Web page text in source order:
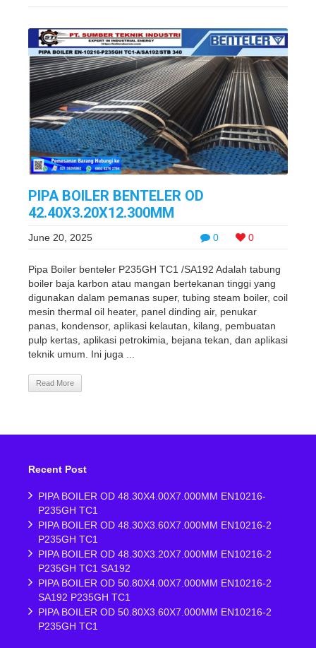
PIPA BOILER BENTELER OD
42.40X3.20X12.300MM
0 0
June 20, 2025
Pipa Boiler benteler P235GH TC1 /SA192 Adalah tabung
boiler baja karbon atau mangan bertekanan tinggi yang
digunakan dalam pemanas super, tubing steam boiler, coil
mesin thermal oil heater, panel dinding air, penukar
panas, kondensor, aplikasi kelautan, kilang, pembuatan
pulp kertas, aplikasi petrokimia, bejana tekan, dan aplikasi
teknik umum. Ini juga ...
Read More
Recent Post
PIPA BOILER OD 48.30X4.00X7.000MM EN10216-
P235GH TC1
PIPA BOILER OD 48.30X3.60X7.000MM EN10216-2
P235GH TC1
PIPA BOILER OD 48.30X3.20X7.000MM EN10216-2
P235GH TC1 SA192
PIPA BOILER OD 50.80X4.00X7.000MM EN10216-2
SA192 P235GH TC1
PIPA BOILER OD 50.80X3.60X7.000MM EN10216-2
P235GH TC1